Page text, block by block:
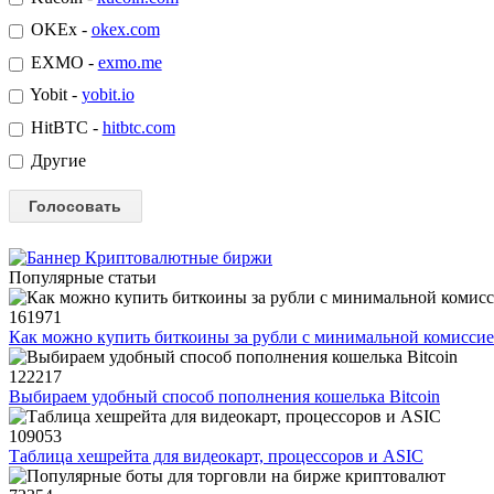
OKEx - okex.com
EXMO - exmo.me
Yobit - yobit.io
HitBTC - hitbtc.com
Другие
Популярные статьи
161971
Как можно купить биткоины за рубли с минимальной
122217
Выбираем удобный способ пополнения кошелька Bitcoin
109053
Таблица хешрейта для видеокарт, процессоров и ASIC